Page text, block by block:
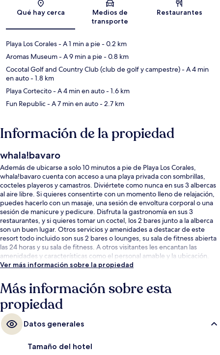
Qué hay cerca
Medios de
transporte
Restaurantes
Playa Los Corales- A 1 min a pie- 0.2 km
Aromas Museum- A 9 min a pie- 0.8 km
Cocotal Golf and Country Club (club de golf y campestre)- A 4 min
en auto- 1.8 km
Playa Cortecito- A 4 min en auto- 1.6 km
Fun Republic- A 7 min en auto- 2.7 km
Información de la propiedad
whala!bavaro
Además de ubicarse a solo 10 minutos a pie de Playa Los Corales,
whala!bavaro cuenta con acceso a una playa privada con sombrillas,
cocteles playeros y camastros. Diviértete como nunca en sus 3 albercas
al aire libre. Si quieres consentirte con un momento lleno de relajación,
puedes hacerlo con un masaje, una sesión de envoltura corporal o una
sesión de manicure y pedicure. Disfruta la gastronomía en sus 3
restaurantes, y si quieres tomar un coctel, los 2 bares junto a la alberca
son un buen lugar. Otros servicios y amenidades a destacar de este
resort todo incluido son sus 2 bares o lounges, su sala de fitness abierta
las 24 horas y su sala de fitness. A otros visitantes les encantan las
amenidades y características como el personal amable y la ubicación.
Ver más información sobre la propiedad
Más información sobre esta
propiedad
Datos generales
Tamaño del hotel